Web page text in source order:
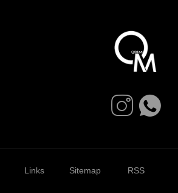
Links Sitemap RSS